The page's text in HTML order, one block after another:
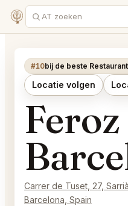
#10bij de beste
Locatie volgen
Feroz
Carrer de Tuset, 27,
Barcelona, Spain